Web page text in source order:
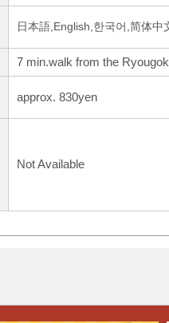
日本語,English,한국어,简体中
7 min.walk from the
approx. 830yen
Not Available